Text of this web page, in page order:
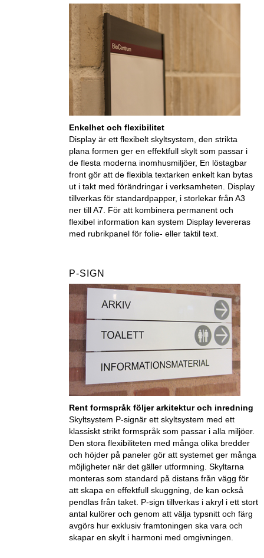
Enkelhet och flexibilitet
Display är ett flexibelt skyltsystem, den strikta
plana formen ger en effektfull skylt som passar i
de flesta moderna inomhusmiljöer, En löstagbar
front gör att de flexibla textarken enkelt kan bytas
ut i takt med förändringar i verksamheten. Display
tillverkas för standardpapper, i storlekar från A3
ner till A7. För att kombinera permanent och
flexibel information kan system Display levereras
med rubrikpanel för folie- eller taktil text.
P-SIGN
Rent formspråk följer arkitektur och inredning
Skyltsystem P-signär ett skyltsystem med ett
klassiskt strikt formspråk som passar i alla miljöer.
Den stora flexibiliteten med många olika bredder
och höjder på paneler gör att systemet ger många
möjligheter när det gäller utformning. Skyltarna
monteras som standard på distans från vägg för
att skapa en effektfull skuggning, de kan också
pendlas från taket. P-sign tillverkas i akryl i ett stort
antal kulörer och genom att välja typsnitt och färg
avgörs hur exklusiv framtoningen ska vara och
skapar en skylt i harmoni med omgivningen.